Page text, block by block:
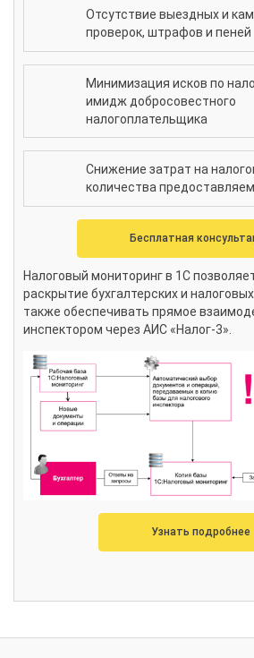
Отсутствие выездных и
проверок, штрафов и пеней
Минимизация исков по
имидж добросовестного
налогоплательщика
Снижение затрат на
количества
Бесплатная
Налоговый мониторинг в 1С
раскрытие бухгалтерских и
также обеспечивать прямое
инспектором через АИС «Налог-3».
Узнать подробнее